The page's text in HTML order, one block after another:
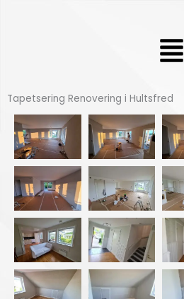
Meny
Tapetsering Renovering i Hultsfred